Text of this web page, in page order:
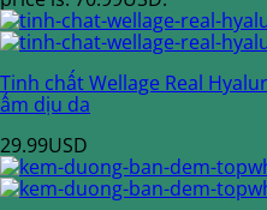
Tinh chất Wellage Real
ẩm dịu da
29.99USD